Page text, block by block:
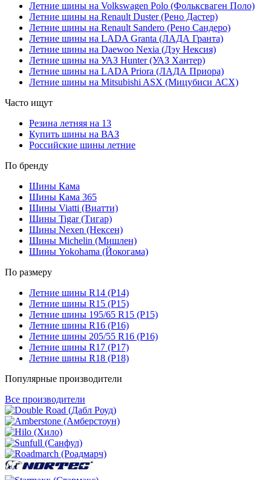
Летние шины на Volkswagen Polo (Фольксваген Поло)
Летние шины на Renault Duster (Рено Дастер)
Летние шины на Renault Sandero (Рено Сандеро)
Летние шины на LADA Granta (ЛАДА Гранта)
Летние шины на Daewoo Nexia (Дэу Нексия)
Летние шины на УАЗ Hunter (УАЗ Хантер)
Летние шины на LADA Priora (ЛАДА Приора)
Летние шины на Mitsubishi ASX (Мицубиси АСХ)
Часто ищут
Резина летняя на 13
Купить шины на ВАЗ
Российские шины летние
По бренду
Шины Кама
Шины Кама 365
Шины Viatti (Виатти)
Шины Tigar (Тигар)
Шины Nexen (Нексен)
Шины Michelin (Мишлен)
Шины Yokohama (Йокогама)
По размеру
Летние шины R14 (Р14)
Летние шины R15 (Р15)
Летние шины 195/65 R15 (Р15)
Летние шины R16 (Р16)
Летние шины 205/55 R16 (Р16)
Летние шины R17 (Р17)
Летние шины R18 (Р18)
Популярные производители
Все производители